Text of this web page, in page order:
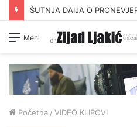
ŠUTNJA DAIJA O
Meni
Početna / VIDEO KLIPOVI